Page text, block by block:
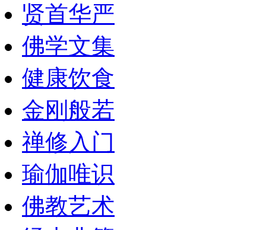
贤首华严
佛学文集
健康饮食
金刚般若
禅修入门
瑜伽唯识
佛教艺术